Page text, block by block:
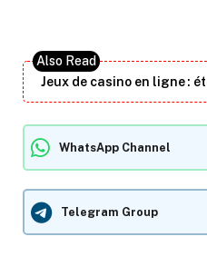
Jeux de casino en ligne :
WhatsApp Channel
Telegram Group